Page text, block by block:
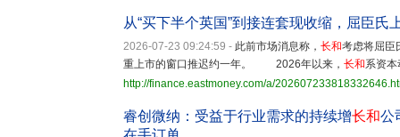
从“买下半个英国”到接连套现收缩，屈臣氏
2026-07-23 09:24:59 - 此前市场消息称， 长和考虑将屈臣
重上市的窗口推迟约一年。 2026年以来， 长和系资
http://finance.eastmoney.com/a/
睿创微纳：受益于行业需求的持续增长和公